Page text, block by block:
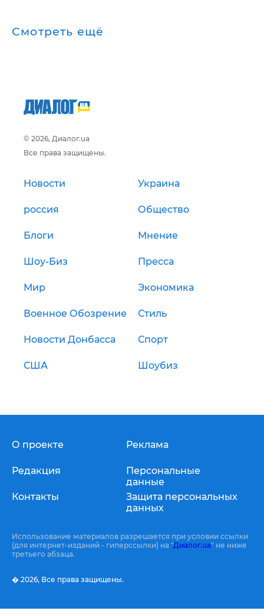
Смотреть ещё
© 2026, Диалог.ua
Все права защищены.
Новости Украина
россия Общество
Блоги Мнение
Шоу-Биз Пресса
Мир Экономика
Военное Обозрение Стиль
Новости Донбасса Спорт
США Шоубиз
О проекте
Редакция
Контакты
Реклама
Персональные
данные
Защита персональных
данных
Использование материалов разрешается при условии ссылки
(для интернет-изданий - гиперссылки) на "Диалог.ua" не ниже
третьего абзаца.
� 2026, Все права защищены.